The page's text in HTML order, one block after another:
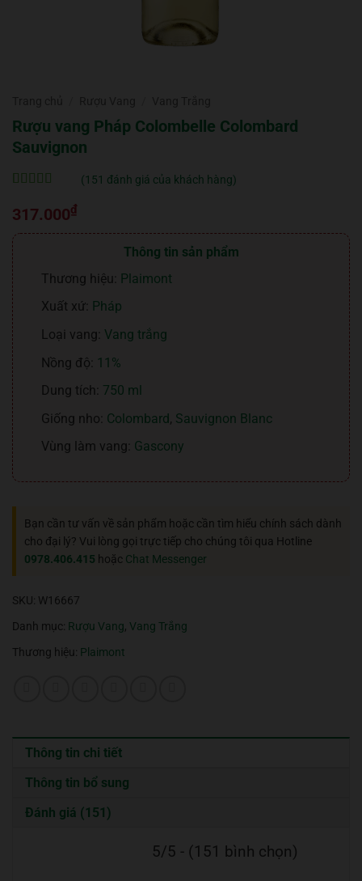
Rượu vang Pháp Colombelle Colombard
Sauvignon
trênđánh
giá
(151 đánh giá của khách hàng)
317.000₫
Thông tin sản phẩm
Thương hiệu: Plaimont
Xuất xứ: Pháp
Loại vang: Vang trắng
Nồng độ: 11%
Dung tích: 750 ml
Giống nho: Colombard, Sauvignon Blanc
Vùng làm vang: Gascony
Bạn cần tư vấn về sản phẩm hoặc cần tìm hiểu chính sách dành
cho đại lý? Vui lòng gọi trực tiếp cho chúng tôi qua Hotline
0978.406.415 hoặc Chat Messenger
SKU: W16667
Danh mục: Rượu Vang, Vang Trắng
Thương hiệu: Plaimont
Thông tin chi tiết
Thông tin bổ sung
Đánh giá (151)
5/5 - (151 bình chọn)